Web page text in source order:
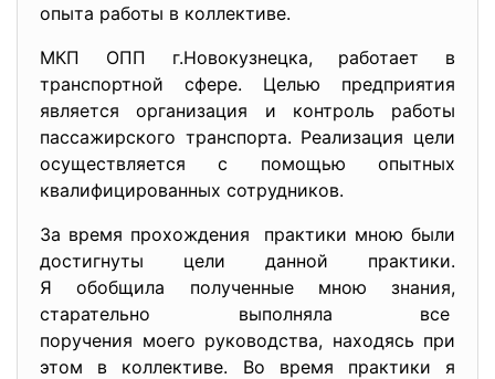
опыта работы в коллективе.
МКП ОПП г.Новокузнецка, работает в
транспортной сфере. Целью предприятия
является организация и контроль работы
пассажирского транспорта. Реализация цели
осуществляется с помощью опытных
квалифицированных сотрудников.
За время прохождения практики мною были
достигнуты цели данной практики.
Я обобщила полученные мною знания,
старательно выполняла все
поручения моего руководства, находясь при
этом в коллективе. Во время практики я